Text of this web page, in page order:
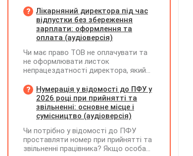
на інших умовах, передбачених
законодавством, Додаток Д1/
Додаток ФІЗ-Д1 за відповідний
період не подається
Лікарняний директора під час
відпустки без збереження
зарплати: оформлення та
оплата (аудіоверсія)
Чи має право ТОВ не оплачувати та
не оформлювати листок
непрацездатності директора, який
збереження заробітної плати під час
призупинення діяльності
підприємства?
Нумерація у відомості до ПФУ у
2026 році при прийнятті та
звільненні: основне місце і
сумісництво (аудіоверсія)
Чи потрібно у відомості до ПФУ
проставляти номер при прийнятті та
звільненні працівника? Якщо особа